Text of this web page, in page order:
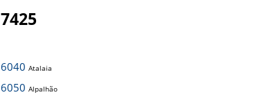
7425
6040 Atalaia
6050 Alpalhão